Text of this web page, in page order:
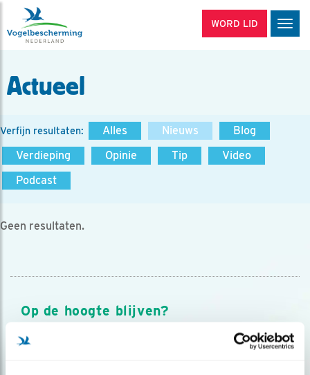
WORD LID
Actueel
Verfijn resultaten: Alles Nieuws
Blog
Verdieping
Opinie Tip
Video
Podcast
Geen resultaten.
Op de hoogte blijven?
Meld je aan en ontvang nieuws, inspiratie, acties en tips
over vogels en activiteiten van Vogelbescherming.